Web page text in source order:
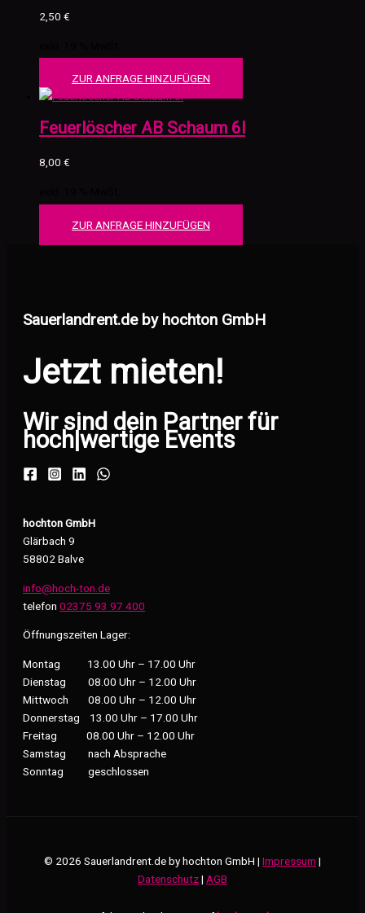
2,50 €
ZUR ANFRAGE HINZUFÜGEN
Feuerlöscher AB Schaum 6l
8,00 €
ZUR ANFRAGE HINZUFÜGEN
Sauerlandrent.de by hochton GmbH
Jetzt mieten!
Wir sind dein Partner für
hoch wertige Events
hochton GmbH
Glärbach 9
58802 Balve
info@hoch-ton.de
telefon 02375 93 97 400
Öffnungszeiten Lager:
Montag 13.00 Uhr – 17.00 Uhr
Dienstag 08.00 Uhr – 12.00 Uhr
Mittwoch 08.00 Uhr – 12.00 Uhr
Donnerstag 13.00 Uhr – 17.00 Uhr
Freitag 08.00 Uhr – 12.00 Uhr
Samstag nach Absprache
Sonntag geschlossen
© 2026 Sauerlandrent.de by hochton GmbH | Impressum |
Datenschutz| AGB